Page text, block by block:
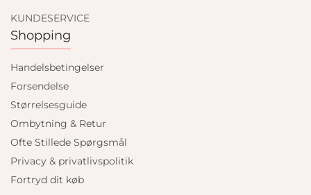
KUNDESERVICE
Shopping
Handelsbetingelser
Forsendelse
Størrelsesguide
Ombytning & Retur
Ofte Stillede Spørgsmål
Privacy & privatlivspolitik
Fortryd dit køb